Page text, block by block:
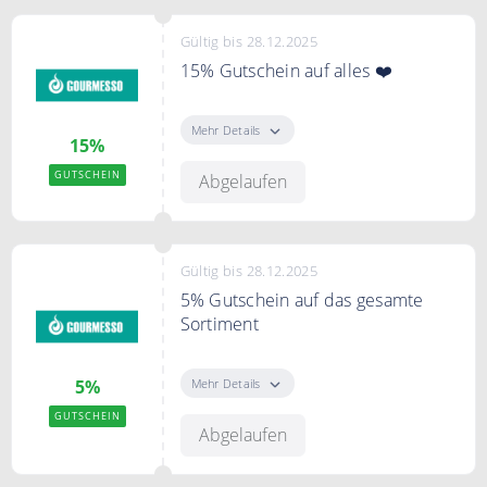
15%
GUTSCHEIN
Gültig bis 28.12.2025
15% Gutschein auf alles ❤️
Rabatt auf das gesamte Sortiment.
Mehr Details
Abgelaufen
5%
GUTSCHEIN
Gültig bis 28.12.2025
5% Gutschein auf das gesamte
Sortiment
Rabatt auf das gesamte Sortiment.
Mehr Details
Abgelaufen